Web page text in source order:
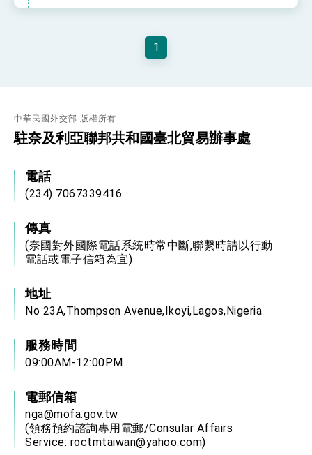
1
中華民國外交部 版權所有
駐奈及利亞聯邦共和國臺北貿易辦事處
電話
(234) 7067339416
傳真
(奈國對外國際電話系統時常中斷,聯繫時請以行動
電話或電子信箱為宜)
地址
No 23A,Thompson Avenue,Ikoyi,Lagos,Nigeria
服務時間
09:00AM-12:00PM
電郵信箱
nga@mofa.gov.tw
(領務預約諮詢專用電郵/Consular Affairs
Service: roctmtaiwan@yahoo.com)